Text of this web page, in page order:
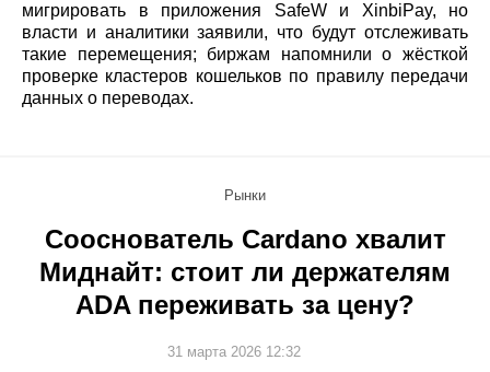
мигрировать в приложения SafeW и XinbiPay, но
власти и аналитики заявили, что будут отслеживать
такие перемещения; биржам напомнили о жёсткой
проверке кластеров кошельков по правилу передачи
данных о переводах.
Рынки
Сооснователь Cardano хвалит
Миднайт: стоит ли держателям
ADA переживать за цену?
31 марта 2026 12:32